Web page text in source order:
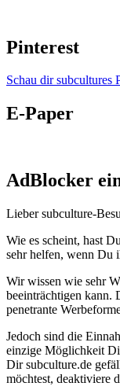
Pinterest
Schau dir subcultures
E-Paper
AdBlocker
Lieber subculture-
Wie es scheint, hast
sehr helfen, wenn Du
Wir wissen wie sehr
beeinträchtigen kann.
penetrante
Jedoch sind die
einzige Möglichkeit
Dir subculture.de
möchtest, deaktiviere